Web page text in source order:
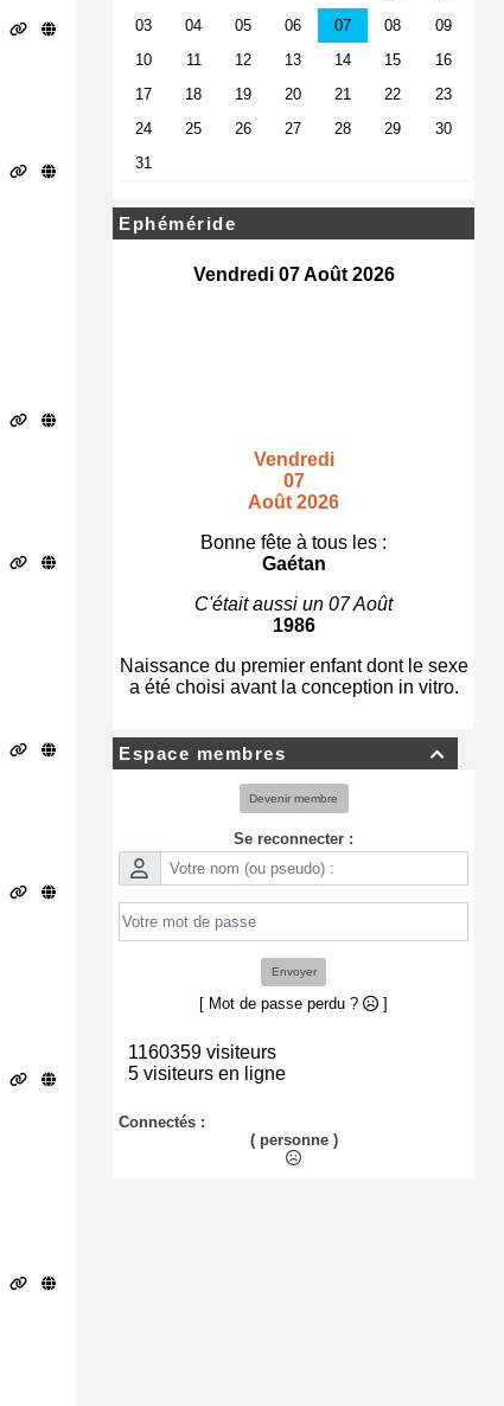
Ephéméride
Vendredi 07 Août 2026
Vendredi
07
Août 2026
Bonne fête à tous les :
Gaétan
C'était aussi un 07 Août
1986
Naissance du premier enfant dont le sexe
a été choisi avant la conception in vitro.

Espace membres
Devenir membre
Se reconnecter :
Envoyer
[ Mot de passe perdu ? ]
1160359 visiteurs
5 visiteurs en ligne
Connectés :
( personne )